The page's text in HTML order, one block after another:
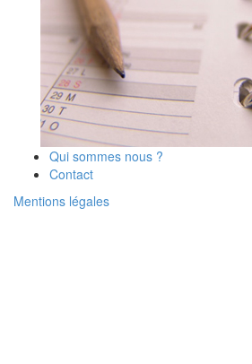
Qui sommes nous ?
Contact
Mentions légales